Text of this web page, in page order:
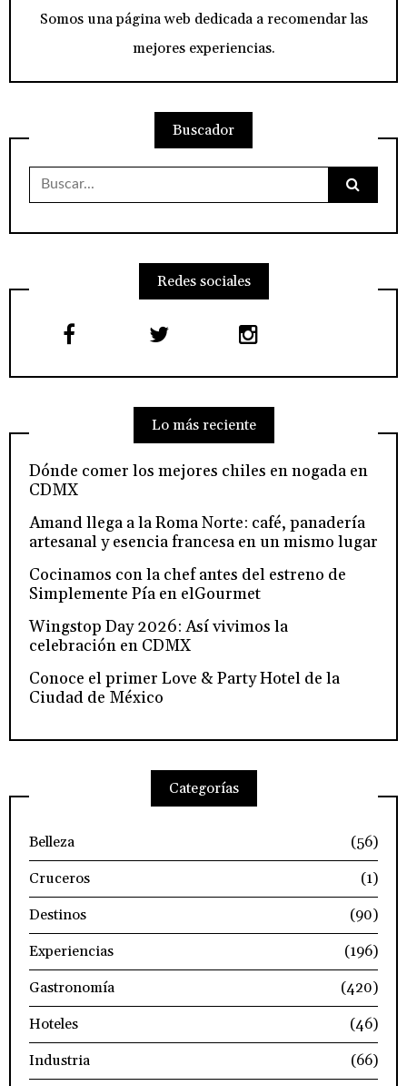
Somos una página web dedicada a recomendar las
mejores experiencias.
Buscador
Buscar:
Redes sociales
Lo más reciente
Dónde comer los mejores chiles en nogada en
CDMX
Amand llega a la Roma Norte: café, panadería
artesanal y esencia francesa en un mismo lugar
Cocinamos con la chef antes del estreno de
Simplemente Pía en elGourmet
Wingstop Day 2026: Así vivimos la
celebración en CDMX
Conoce el primer Love & Party Hotel de la
Ciudad de México
Categorías
Belleza
(56)
Cruceros
(1)
Destinos
(90)
Experiencias
(196)
Gastronomía
(420)
Hoteles
(46)
Industria
(66)